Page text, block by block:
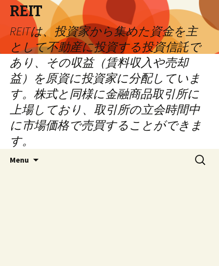
REIT
REITは、投資家から集めた資金を主
として不動産に投資する投資信託で
あり、その収益（賃料収入や売却
益）を原資に投資家に分配していま
す。株式と同様に金融商品取引所に
上場しており、取引所の立会時間中
に市場価格で売買することができま
す。
Menu
Search
for: